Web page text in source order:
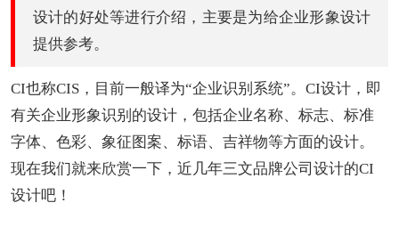
设计的好处等进行介绍，主要是为给企业形象设计
提供参考。
CI也称CIS，目前一般译为“企业识别系统”。CI设计，即
有关企业形象识别的设计，包括企业名称、标志、标准
字体、色彩、象征图案、标语、吉祥物等方面的设计。
现在我们就来欣赏一下，近几年三文品牌公司设计的CI
设计吧！